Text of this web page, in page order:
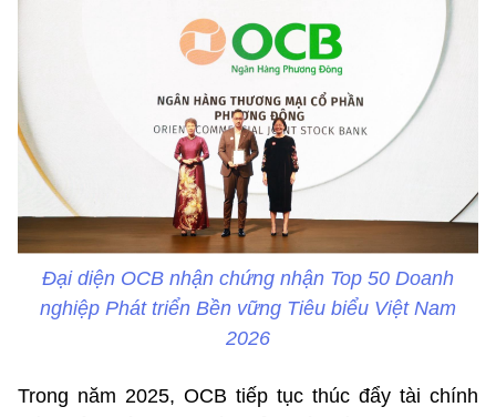
Đại diện OCB nhận chứng nhận Top 50 Doanh
nghiệp Phát triển Bền vững Tiêu biểu Việt Nam
2026
Trong năm 2025, OCB tiếp tục thúc đẩy tài chính